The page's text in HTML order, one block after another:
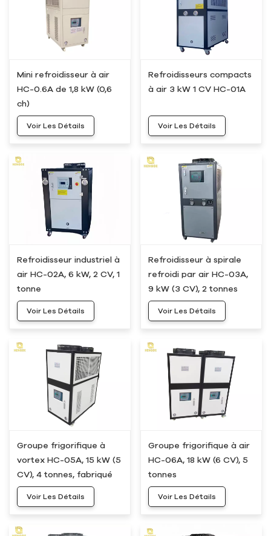
Mini refroidisseur à air
HC-0.6A de 1,8 kW (0,6
ch)
Voir Les Détails
Refroidisseurs compacts
à air 3 kW 1 CV HC-01A
Voir Les Détails
Refroidisseur industriel à
air HC-02A, 6 kW, 2 CV, 1
tonne
Voir Les Détails
Refroidisseur à spirale
refroidi par air HC-03A,
9 kW (3 CV), 2 tonnes
Voir Les Détails
Groupe frigorifique à
vortex HC-05A, 15 kW (5
CV), 4 tonnes, fabriqué
en Chine
Voir Les Détails
Groupe frigorifique à air
HC-06A, 18 kW (6 CV), 5
tonnes
Voir Les Détails